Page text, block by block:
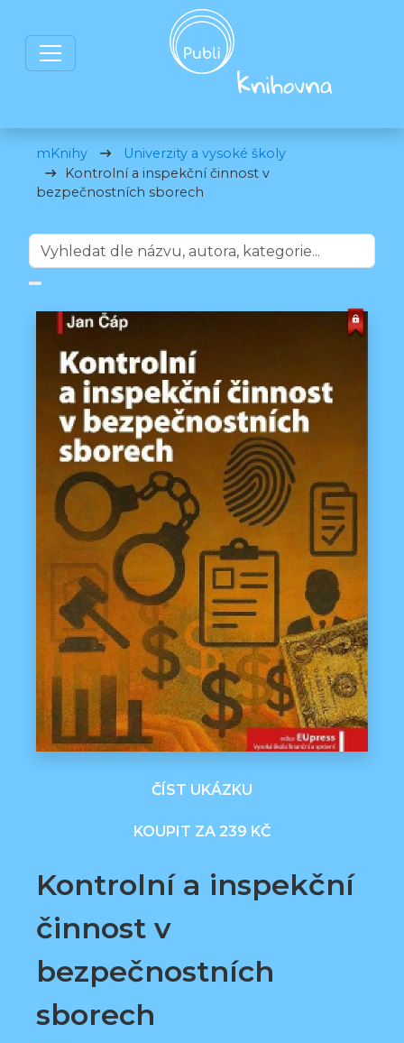
mKnihy
Univerzity a vysoké školy
Kontrolní a inspekční činnost v
bezpečnostních sborech
ČÍST UKÁZKU
KOUPIT ZA 239 KČ
Kontrolní a inspekční
činnost v
bezpečnostních
sborech